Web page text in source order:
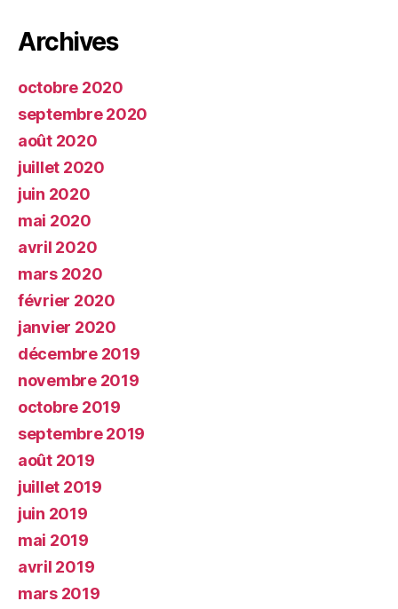
Archives
octobre 2020
septembre 2020
août 2020
juillet 2020
juin 2020
mai 2020
avril 2020
mars 2020
février 2020
janvier 2020
décembre 2019
novembre 2019
octobre 2019
septembre 2019
août 2019
juillet 2019
juin 2019
mai 2019
avril 2019
mars 2019